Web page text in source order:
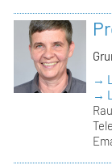
→
→